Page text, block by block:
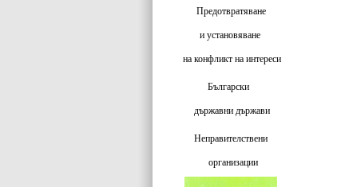
Предотвратяване
и установяване
на конфликт на интереси
Български
държавни държави
Неправителствени
организации